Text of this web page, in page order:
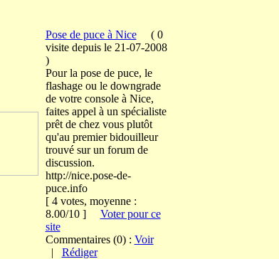
Pose de puce à Nice(0
visite depuis le 21-07-2008
)
Pour la pose de puce, le
flashage ou le downgrade
de votre console à Nice,
faites appel à un spécialiste
prêt de chez vous plutôt
qu'au premier bidouilleur
trouvé sur un forum de
discussion.
http://nice.pose-de-
puce.info
[ 4 votes, moyenne :
8.00/10 ] Voter pour ce
site
Commentaires (0) : Voir
| Rédiger